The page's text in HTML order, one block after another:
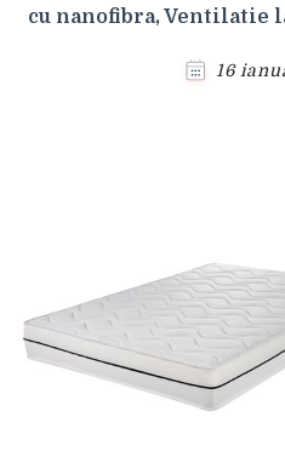
cu nanofibra, Ventilatie
16